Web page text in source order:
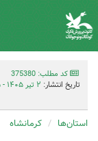
کد مطلب: 375380
تاریخ انتشار: ۲ تیر ۱۴۰۵ - ۱۲:۳۵
استان‌ها کرمانشاه